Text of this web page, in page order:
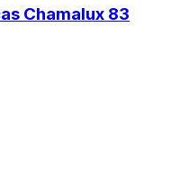
Chamalux 83